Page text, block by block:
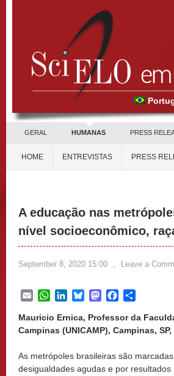
GERAL HUMANAS PRESS
HOME ENTREVISTAS PRESS
A educação nas
nível socioeconômico,
September 8, 2020 15:00 , Leave a
EmailWhatsApp
LinkedInBlueskyMastodonFacebook
Mauricio Ernica, Professor da
Campinas (UNICAMP), Campinas,
As metrópoles brasileiras são
desigualdades agudas e por resultados